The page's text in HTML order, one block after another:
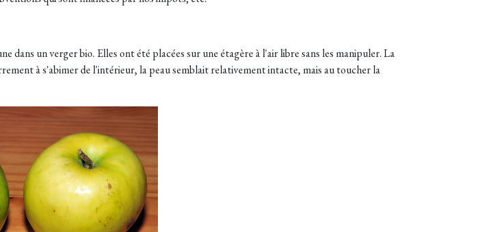
dans un verger bio. Elles ont été placées sur une étagère à l'air libre sans les manipuler. La
à s'abimer de l'intérieur, la peau semblait relativement intacte, mais au toucher la